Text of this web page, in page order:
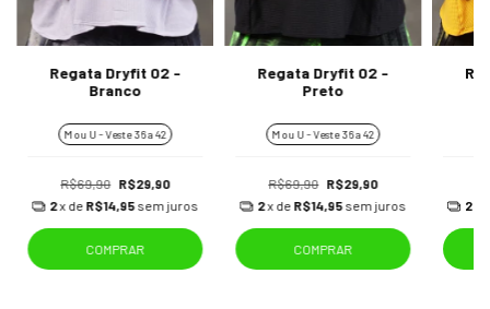
Regata Dryfit 02 -
Branco
M ou U - Veste 36 a 42
R$69,90 R$29,90
2x de R$14,95 sem juros
COMPRAR
Regata Dryfit 02 -
Preto
M ou U - Veste 36 a 42
R$69,90 R$29,90
2x de R$14,95sem juros
COMPRAR
2